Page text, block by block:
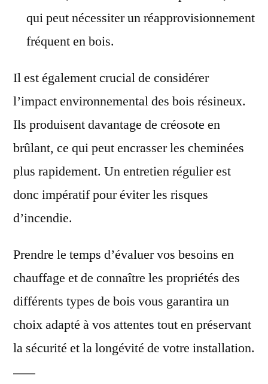
qui peut nécessiter un réapprovisionnement
fréquent en bois.
Il est également crucial de considérer
l’impact environnemental des bois résineux.
Ils produisent davantage de créosote en
brûlant, ce qui peut encrasser les cheminées
plus rapidement. Un entretien régulier est
donc impératif pour éviter les risques
d’incendie.
Prendre le temps d’évaluer vos besoins en
chauffage et de connaître les propriétés des
différents types de bois vous garantira un
choix adapté à vos attentes tout en préservant
la sécurité et la longévité de votre installation.